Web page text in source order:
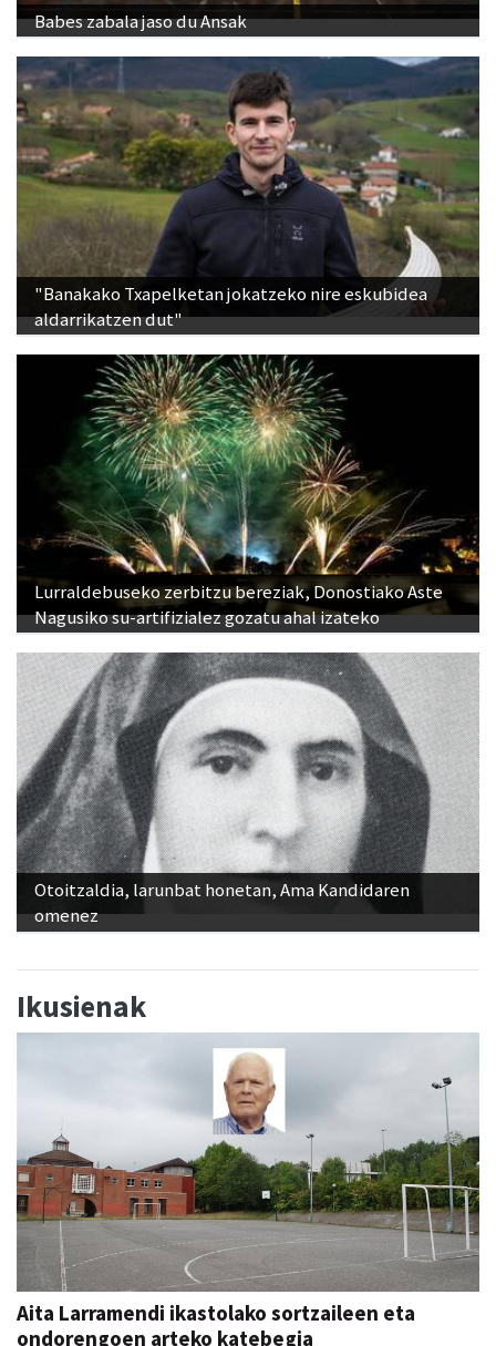
Babes zabala jaso du Ansak
"Banakako Txapelketan jokatzeko nire eskubidea
aldarrikatzen dut"
Lurraldebuseko zerbitzu bereziak, Donostiako Aste
Nagusiko su-artifizialez gozatu ahal izateko
Otoitzaldia, larunbat honetan, Ama Kandidaren
omenez
Ikusienak
Aita Larramendi ikastolako sortzaileen eta
ondorengoen arteko katebegia